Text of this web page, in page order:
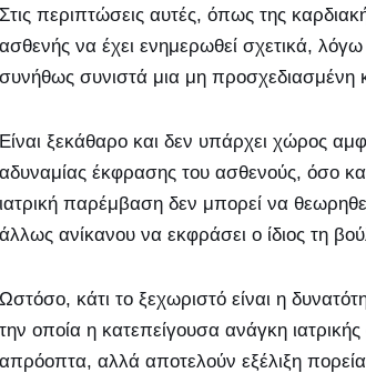
Στις περιπτώσεις αυτές, όπως της
ασθενής να έχει ενημερωθεί σχετικά,
συνήθως συνιστά μια μη προσχεδιασμένη
Είναι ξεκάθαρο και δεν υπάρχει χώρος
αδυναμίας έκφρασης του ασθενούς, όσο
ιατρική παρέμβαση δεν μπορεί να
άλλως ανίκανου να εκφράσει ο ίδιος τη
Ωστόσο, κάτι το ξεχωριστό είναι η
την οποία η κατεπείγουσα ανάγκη
απρόοπτα, αλλά αποτελούν εξέλιξη